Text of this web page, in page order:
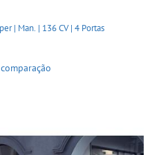
| Man. | 136 CV | 4 Portas